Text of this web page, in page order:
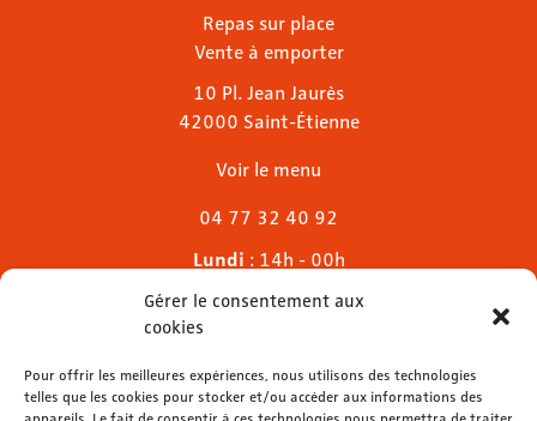
Gérer le consentement aux
cookies
Pour offrir les meilleures expériences, nous utilisons des technologies
telles que les cookies pour stocker et/ou accéder aux informations des
Repas sur place
Vente à emporter
10 Pl. Jean Jaurès
42000 Saint-Étienne
Voir le menu
04 77 32 40 92
Lundi : 14h - 00h
Mardi & mercredi
Jeudi
Dimanche: 11h - 00h